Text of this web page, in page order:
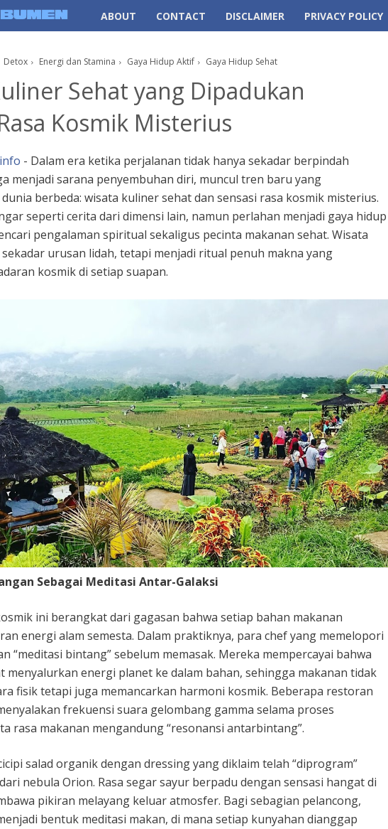
ABOUT CONTACT DISCLAIMER PRIVACY POLICY
Detox Energi dan Stamina Gaya Hidup Aktif Gaya Hidup Sehat
Sehat yang Dipadukan
Kosmik Misterius
- Dalam era ketika perjalanan tidak hanya sekadar berpindah
menjadi sarana penyembuhan diri, muncul tren baru yang
berbeda: wisata kuliner sehat dan sensasi rasa kosmik misterius.
seperti cerita dari dimensi lain, namun perlahan menjadi gaya hidup
pengalaman spiritual sekaligus pecinta makanan sehat. Wisata
urusan lidah, tetapi menjadi ritual penuh makna yang
kosmik di setiap suapan.
Sebagai Meditasi Antar-Galaksi
ini berangkat dari gagasan bahwa setiap bahan makanan
energi alam semesta. Dalam praktiknya, para chef yang memelopori
“meditasi bintang” sebelum memasak. Mereka mempercayai bahwa
menyalurkan energi planet ke dalam bahan, sehingga makanan tidak
fisik tetapi juga memancarkan harmoni kosmik. Beberapa restoran
frekuensi suara gelombang gamma selama proses
rasa makanan mengandung “resonansi antarbintang”.
salad organik dengan dressing yang diklaim telah “diprogram”
nebula Orion. Rasa segar sayur berpadu dengan sensasi hangat di
pikiran melayang keluar atmosfer. Bagi sebagian pelancong,
bentuk meditasi makan, di mana setiap kunyahan dianggap